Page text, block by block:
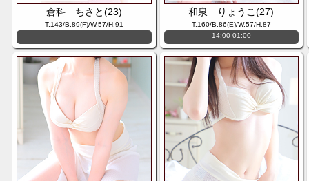
倉科 ちさと(23)
T.143/B.89(F)/W.57/H.91
-
和泉 りょうこ(27)
T.160/B.86(E)/W.57/H.87
14:00-01:00